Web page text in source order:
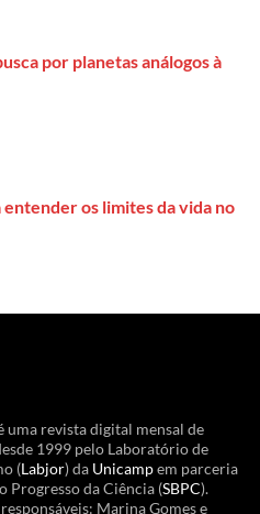
por planetas análogos à
os limites da vida no
uma revista digital mensal de
1999 pelo Laboratório de
(Labjor) da Unicampem parceria
Progresso da Ciência (SBPC).
Marina Gomes e